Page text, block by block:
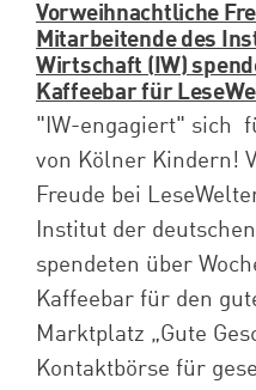
Vorweihnachtliche
Mitarbeitende des
Wirtschaft (IW)
Kaffeebar für
"IW-engagiert" sich
von Kölner Kindern!
Freude bei
Institut der
spendeten über
Kaffeebar für den
Marktplatz „Gute
Kontaktbörse für